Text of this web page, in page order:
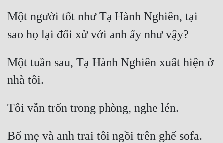
Tội Phạm
Vô Địch
Võ Hiệp
Võng Du
Xuyên Sách
Một người tốt như Tạ Hành Nghiên, tại
Một tuần sau, Tạ Hành Nghiên xuất hiện ở
Bố mẹ và anh trai tôi ngồi trên ghế sofa.